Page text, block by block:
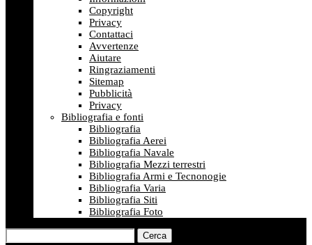
Copyright
Privacy
Contattaci
Avvertenze
Aiutare
Ringraziamenti
Sitemap
Pubblicità
Privacy
Bibliografia e fonti
Bibliografia
Bibliografia Aerei
Bibliografia Navale
Bibliografia Mezzi terrestri
Bibliografia Armi e Tecnonogie
Bibliografia Varia
Bibliografia Siti
Bibliografia Foto
Cerca